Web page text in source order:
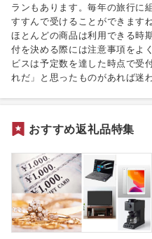
ランもあります。毎年の旅行に
すすんで受けることができますね
ほとんどの商品は利用できる時
付を決める際には注意事項をよ
ビスは予定数を達した時点で受
れだ」と思ったものがあれば迷
おすすめ返礼品特集